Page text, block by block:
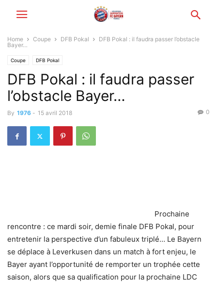
Home Coupe DFB Pokal
DFB Pokal : il faudra passer l’obstacle
Bayer…
Coupe DFB Pokal
DFB Pokal : il faudra passer
l’obstacle Bayer…
By 1976 - 15 avril 2018 0
Prochaine
rencontre : ce mardi soir, demie finale DFB Pokal, pour
entretenir la perspective d’un fabuleux triplé… Le Bayern
se déplace à Leverkusen dans un match à fort enjeu, le
Bayer ayant l’opportunité de remporter un trophée cette
saison, alors que sa qualification pour la prochaine LDC